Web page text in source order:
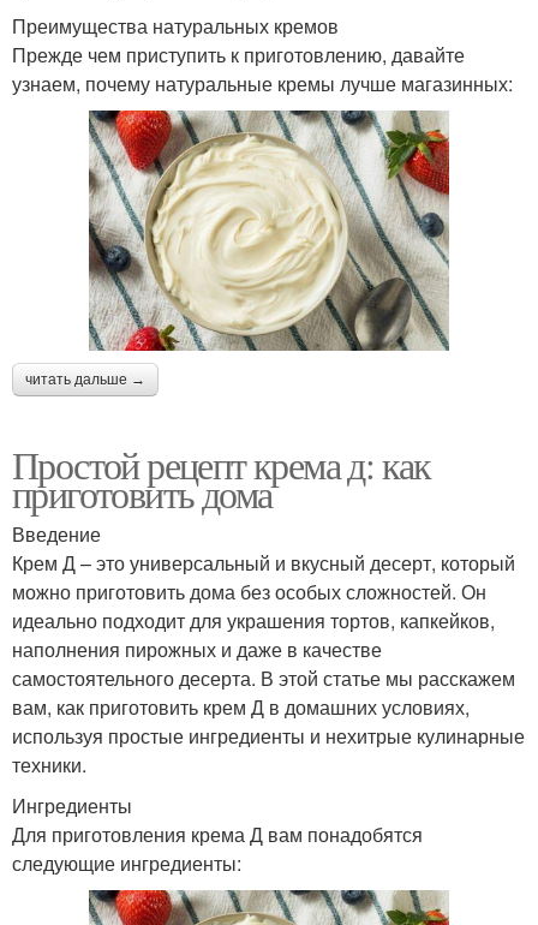
Преимущества натуральных кремов
Прежде чем приступить к приготовлению, давайте
узнаем, почему натуральные кремы лучше магазинных:
читать дальше →
Простой рецепт крема д: как
приготовить дома
Введение
Крем Д – это универсальный и вкусный десерт, который
можно приготовить дома без особых сложностей. Он
идеально подходит для украшения тортов, капкейков,
наполнения пирожных и даже в качестве
самостоятельного десерта. В этой статье мы расскажем
вам, как приготовить крем Д в домашних условиях,
используя простые ингредиенты и нехитрые кулинарные
техники.
Ингредиенты
Для приготовления крема Д вам понадобятся
следующие ингредиенты: